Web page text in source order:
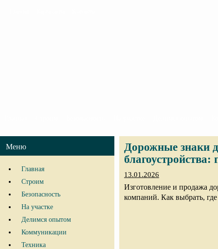
Меню
Главная
Строим
Безопасность
На участке
Делимся опытом
Коммуникации
Техника
Дорожные знаки
благоустройства:
13.01.2026
Изготовление и продажа
компаний. Как выбрать,